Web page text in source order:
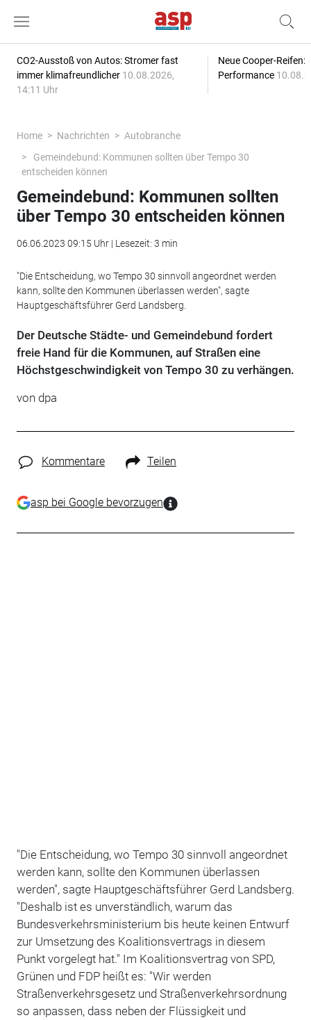
CO2-Ausstoß von Autos: Stromer fast
immer klimafreundlicher 10.08.2026,
14:11 Uhr
Neue Cooper-Reifen:
Performance
Home Nachrichten
Autobranche
Gemeindebund: Kommunen sollten über Tempo 30
entscheiden können
Gemeindebund: Kommunen sollten
über Tempo 30 entscheiden können
06.06.2023 09:15 Uhr | Lesezeit: 3 min
"Die Entscheidung, wo Tempo 30 sinnvoll angeordnet werden
kann, sollte den Kommunen überlassen werden", sagte
Hauptgeschäftsführer Gerd Landsberg.
Der Deutsche Städte- und Gemeindebund fordert
freie Hand für die Kommunen, auf Straßen eine
Höchstgeschwindigkeit von Tempo 30 zu verhängen.
von dpa
Kommentare Teilen
asp bei Google bevorzugen
"Die Entscheidung, wo Tempo 30 sinnvoll angeordnet
werden kann, sollte den Kommunen überlassen
werden", sagte Hauptgeschäftsführer Gerd Landsberg.
"Deshalb ist es unverständlich, warum das
Bundesverkehrsministerium bis heute keinen Entwurf
zur Umsetzung des Koalitionsvertrags in diesem
Punkt vorgelegt hat." Im Koalitionsvertrag von SPD,
Grünen und FDP heißt es: "Wir werden
Straßenverkehrsgesetz und Straßenverkehrsordnung
so anpassen, dass neben der Flüssigkeit und